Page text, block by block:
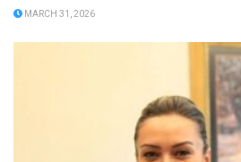
MARCH 31, 2026